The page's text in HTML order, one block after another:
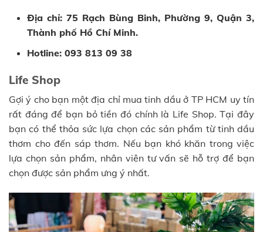
Địa chỉ: 75 Rạch Bùng Binh, Phường 9, Quận 3,
Thành phố Hồ Chí Minh.
Hotline: 093 813 09 38
Life Shop
Gợi ý cho bạn một địa chỉ mua tinh dầu ở TP HCM uy tín
rất đáng để bạn bỏ tiền đó chính là Life Shop. Tại đây
bạn có thể thỏa sức lựa chọn các sản phẩm từ tinh dầu
thơm cho đến sáp thơm. Nếu bạn khó khăn trong việc
lựa chọn sản phẩm, nhân viên tư vấn sẽ hỗ trợ để bạn
chọn được sản phẩm ưng ý nhất.